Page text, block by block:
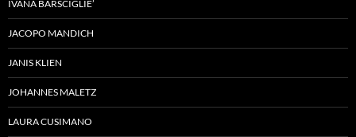
IVANA BARSCIGLIE’
JACOPO MANDICH
JANIS KLIEN
JOHANNES MALETZ
LAURA CUSIMANO